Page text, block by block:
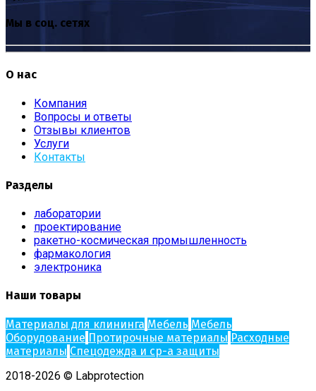
Мы в соц. сетях
О нас
Компания
Вопросы и ответы
Отзывы клиентов
Услуги
Контакты
Разделы
лаборатории
проектирование
ракетно-космическая промышленность
фармакология
электроника
Наши товары
Материалы для клининга Мебель Мебель
Оборудование Протирочные материалы Расходные
материалы Спецодежда и ср-а защиты
2018-2026 © Labprotection